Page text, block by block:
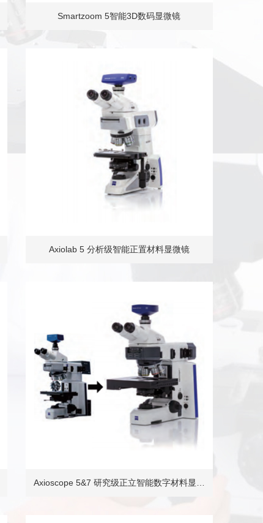
Smartzoom 5智能3D数码显微镜
Axiolab 5 分析级智能正置材料显微镜
Axioscope 5&7 研究级正立智能数字材料显…